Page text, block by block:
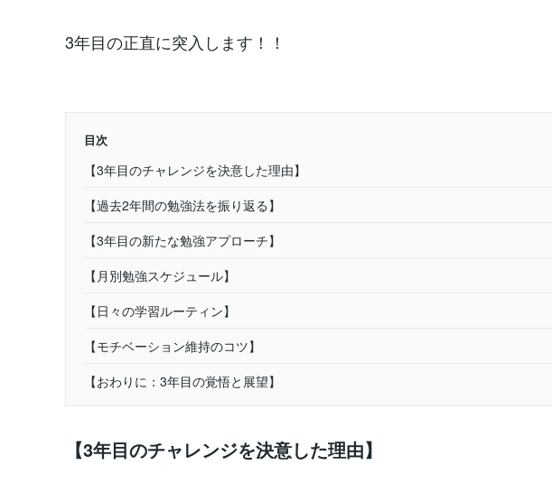
3年目の正直に突入します！！
目次
【3年目のチャレンジを決意した理由】
【過去2年間の勉強法を振り返る】
【3年目の新たな勉強アプローチ】
【月別勉強スケジュール】
【日々の学習ルーティン】
【モチベーション維持のコツ】
【おわりに：3年目の覚悟と展望】
【3年目のチャレンジを決意した理由】